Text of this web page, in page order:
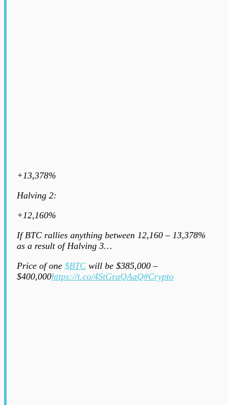
+13,378%
Halving 2:
+12,160%
If BTC rallies anything between 12,160 – 13,378%
as a result of Halving 3…
Price of one $BTC will be $385,000 –
$400,000https://t.co/4StGraQAaQ#Crypto